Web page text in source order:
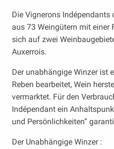
Die Vignerons Indépendants
aus 73 Weingütern mit einer
sich auf zwei
Auxerrois.
Der unabhängige Winzer ist
Reben bearbeitet, Wein
vermarktet. Für den
Indépendant ein
und Persönlichkeiten“
Der Unabhängige Winzer :